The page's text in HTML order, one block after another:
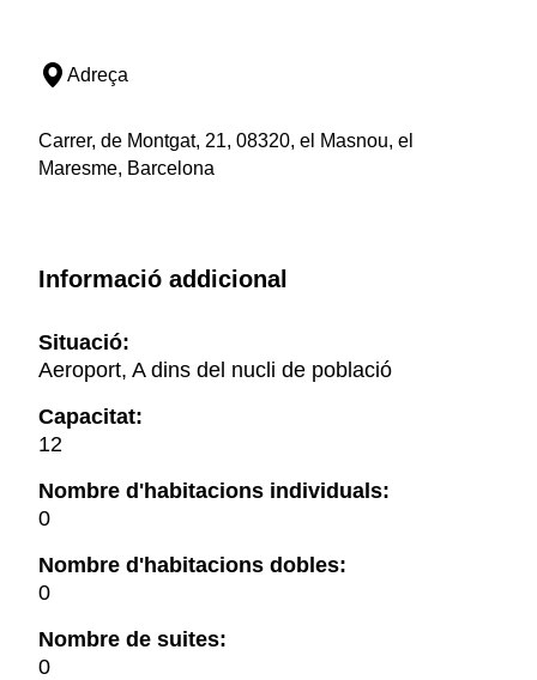
Adreça
Carrer, de Montgat, 21, 08320, el Masnou, el
Maresme, Barcelona
Informació addicional
Situació:
Aeroport, A dins del nucli de població
Capacitat:
12
Nombre d'habitacions individuals:
0
Nombre d'habitacions dobles:
0
Nombre de suites:
0